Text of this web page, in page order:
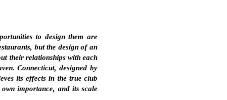
to design them are
but the design of an
their relationships with each
Connecticut, designed by
its effects in the true club
importance, and its scale